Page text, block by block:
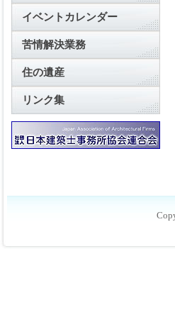
イベントカレンダー
苦情解決業務
住の遺産
リンク集